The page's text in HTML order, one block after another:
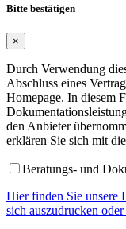
Bitte bestätigen
×
Durch Verwendung
Abschluss eines
Homepage. In diesem
den Anbieter
erklären Sie sich mit
Beratungs- und
Hier finden Sie unsere
sich auszudrucken